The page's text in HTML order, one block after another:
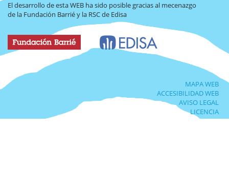
El desarrollo de esta WEB ha sido posible gracias al mecenazgo
de la Fundación Barrié y la RSC de Edisa
MAPA WEB
ACCESIBILIDAD WEB
AVISO LEGAL
LICENCIA